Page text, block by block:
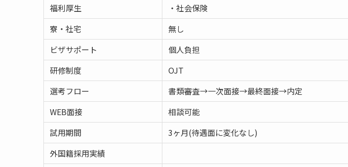
福利厚生
・社会保険
寮・社宅
無し
ビザサポート
個人負担
研修制度
OJT
選考フロー
書類審査→一次面接→最終面接→内定
WEB面接
相談可能
試用期間
3ヶ月(待遇面に変化なし)
外国籍採用実績